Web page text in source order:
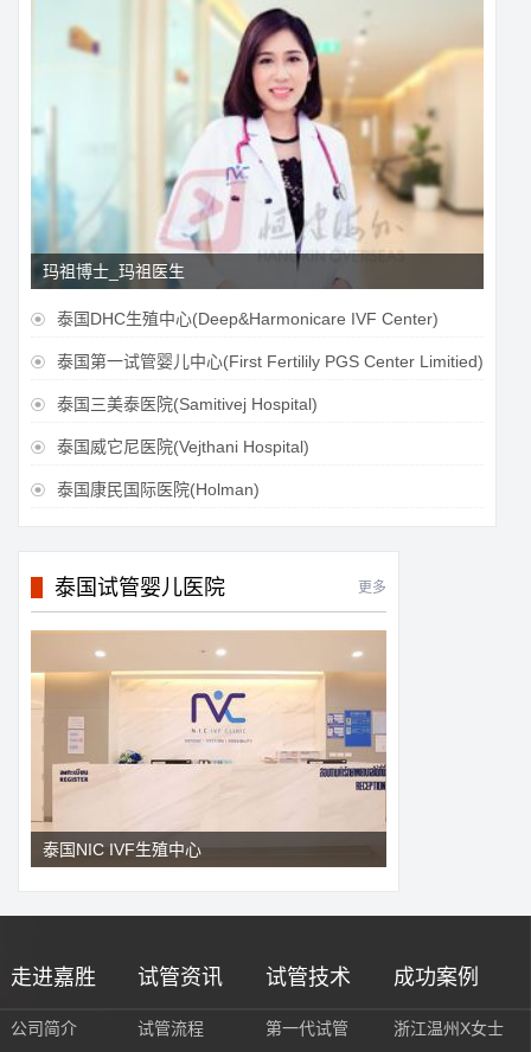
玛祖博士_玛祖医生
 泰国DHC生殖中心(Deep&Harmonicare IVF Center)
 泰国第一试管婴儿中心(First Fertilily PGS Center Limitied)
 泰国三美泰医院(Samitivej Hospital)
 泰国威它尼医院(Vejthani Hospital)
 泰国康民国际医院(Holman)
泰国试管婴儿医院 更多
泰国NIC IVF生殖中心
走进嘉胜
公司简介
试管资讯
试管流程
试管技术
第一代试管
成功案例
浙江温州X女士